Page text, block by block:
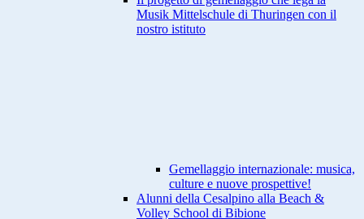
Musik Mittelschule di Thuringen con il
nostro istituto
Gemellaggio internazionale: musica,
culture e nuove prospettive!
Alunni della Cesalpino alla Beach &
Volley School di Bibione